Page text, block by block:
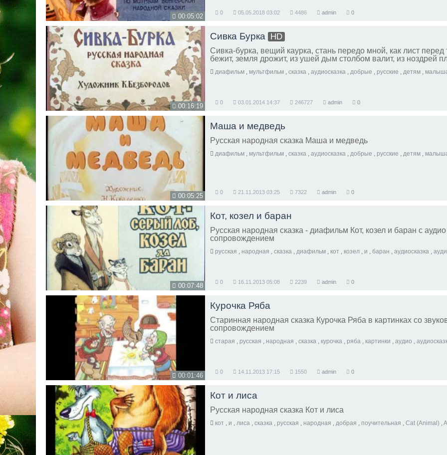
00:05:02 0 05.05.2018 03:02 4486 admin 0
00:16:19
Сивка Бурка HD
Сивка-бурка, вещий каурка, стань передо мной, как лист перед
бежит, земля дрожит, из ушей дым столбом валит, из ноздрей
диафильм , мультфильм , сказка , аудиосказка , добрые , русские , детям ,
0 03.01.2014 14:37 246727 admin 0
00:05:25
Маша и медведь
Русская народная сказка Маша и медведь
диафильм , мультфильм , сказка , аудиосказка , добрые , русские , детям ,
0 21.11.2013 03:25 7322 admin 0
00:07:48
Кот, козел и баран
Русская народная сказка - диафильм Кот, козел и баран с аудио
сопровождением
русская , народная , сказка , диафильм , кот , козел , и , баран , аудиосказка ,
0 16.11.2013 05:08 2239 admin 0
00:01:46
Курочка Ряба
Старинная народная сказка Курочка Ряба в картинках со
сопровождением
старая , русская , народная , сказка , курочка , ряба , картинки , аудио ,
0 14.11.2013 17:15 1550 admin 0
Кот и лиса
Русская народная сказка Кот и лиса
кот , и , лиса , сказка , русская , народная , добрая , поучительная , Cat (Animal) ,